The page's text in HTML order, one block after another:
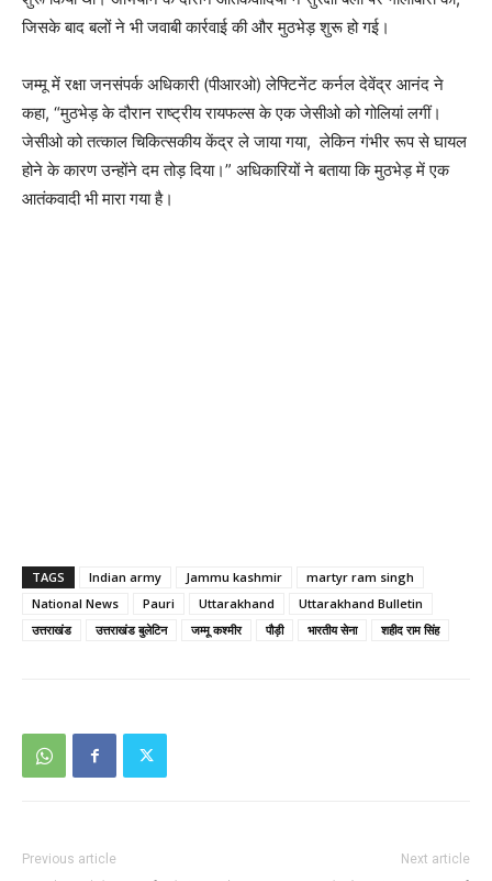
जिसके बाद बलों ने भी जवाबी कार्रवाई की और मुठभेड़ शुरू हो गई।
जम्मू में रक्षा जनसंपर्क अधिकारी (पीआरओ) लेफ्टिनेंट कर्नल देवेंद्र आनंद ने
कहा, “मुठभेड़ के दौरान राष्ट्रीय रायफल्स के एक जेसीओ को गोलियां लगीं।
जेसीओ को तत्काल चिकित्सकीय केंद्र ले जाया गया, लेकिन गंभीर रूप से घायल
होने के कारण उन्होंने दम तोड़ दिया।” अधिकारियों ने बताया कि मुठभेड़ में एक
आतंकवादी भी मारा गया है।
TAGS Indian army Jammu kashmir
martyr ram singh
National News
Pauri Uttarakhand
Uttarakhand Bulletin
उत्तराखंड
उत्तराखंड बुलेटिन जम्मू कश्मीर पौड़ी भारतीय सेना शहीद राम सिंह
Previous article Next article